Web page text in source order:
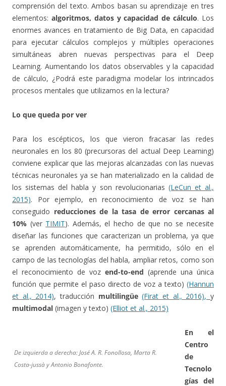
comprensión del texto. Ambos basan su aprendizaje en tres
elementos: algoritmos, datos y capacidad de cálculo. Los
enormes avances en tratamiento de Big Data, en capacidad
para ejecutar cálculos complejos y múltiples operaciones
simultáneas abren nuevas perspectivas para el Deep
Learning. Aumentando los datos observables y la capacidad
de cálculo, ¿Podrá este paradigma modelar los intrincados
procesos mentales que utilizamos en la lectura?
Lo que queda por ver
Para los escépticos, los que vieron fracasar las redes
neuronales en los 80 (precursoras del actual Deep Learning)
conviene explicar que las mejoras alcanzadas con las nuevas
técnicas neuronales ya se han materializado en la calidad de
los sistemas del habla y son revolucionarias (LeCun et al.,
2015). Por ejemplo, en reconocimiento de voz se han
conseguido reducciones de la tasa de error cercanas al
10% (ver TIMIT). Además, el hecho de que no se necesite
diseñar las funciones que caracterizan un problema, ya que
se aprenden automáticamente, ha permitido, sólo en el
campo de las tecnologías del habla, ampliar retos, como son
el reconocimiento de voz end-to-end (aprende una única
función que permite el paso directo de voz a texto) (Hannun
et al., 2014), traducción multilingüe (Firat et al., 2016),y
multimodal (imagen y texto) (Elliot et al., 2015)
De izquierda a derecha: José A. R. Fonollosa, Marta R.
Costa-jussà y Antonio Bonafonte.
En el
Centro
de
Tecnolo
gías del